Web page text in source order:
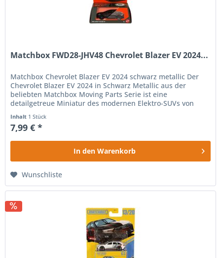
Matchbox FWD28-JHV48 Chevrolet Blazer EV 2024...
Matchbox Chevrolet Blazer EV 2024 schwarz metallic Der
Chevrolet Blazer EV 2024 in Schwarz Metallic aus der
beliebten Matchbox Moving Parts Serie ist eine
detailgetreue Miniatur des modernen Elektro-SUVs von
Inhalt 1 Stück
7,99 € *
In den Warenkorb
Wunschliste